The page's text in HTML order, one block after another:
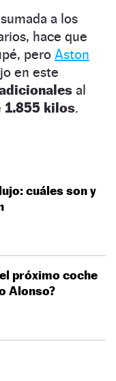
a los
hace que
pero Aston
en este
al
1.855 kilos.
cuáles son y
próximo coche
Alonso?